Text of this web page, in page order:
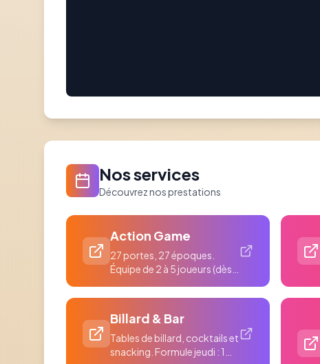
Nos services
Découvrez nos prestations
Action Game
27 portes, 27 époques.
Équipe de 2 à 5 joueurs (dès 8
Billard & Bar
Tables de billard, cocktails et
snacking. Formule jeudi : 1